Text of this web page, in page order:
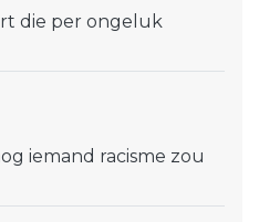
die per ongeluk
iemand racisme zou